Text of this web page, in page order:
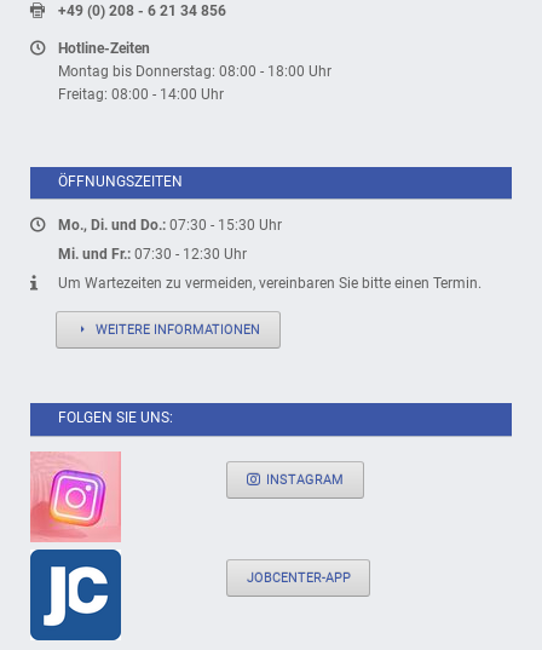
+49 (0) 208 - 6 21 34 856
Hotline-Zeiten
Montag bis Donnerstag: 08:00 - 18:00 Uhr
Freitag: 08:00 - 14:00 Uhr
ÖFFNUNGSZEITEN
Mo., Di. und Do.:07:30 - 15:30 Uhr
Mi. und Fr.: 07:30 - 12:30 Uhr
Um Wartezeiten zu vermeiden, vereinbaren Sie bitte einen Termin.
WEITERE INFORMATIONEN
FOLGEN SIE UNS:
INSTAGRAM
JOBCENTER-APP